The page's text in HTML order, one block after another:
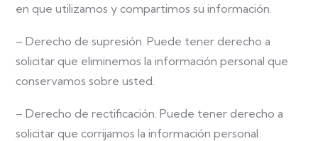
en que utilizamos y compartimos su información.
– Derecho de supresión. Puede tener derecho a
solicitar que eliminemos la información personal que
conservamos sobre usted.
– Derecho de rectificación. Puede tener derecho a
solicitar que corrijamos la información personal